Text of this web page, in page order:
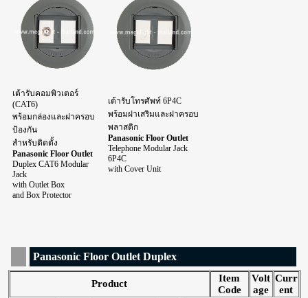
เต้ารับคอมพิวเตอร์
(CAT6)
พร้อมกล่องและฝาครอบ
ป้องกัน
สำหรับติดตั้ง
Panasonic Floor Outlet
Duplex CAT6 Modular
Jack
with Outlet Box
and Box Protector
เต้ารับโทรศัพท์ 6P4C
พร้อมฝาเสริมและฝาครอบ
พลาสติก
Panasonic Floor Outlet
Telephone Modular Jack
6P4C
with Cover Unit
Panasonic Floor Outlet Duplex
Product
Item
Code
Volt
age
Curr
ent